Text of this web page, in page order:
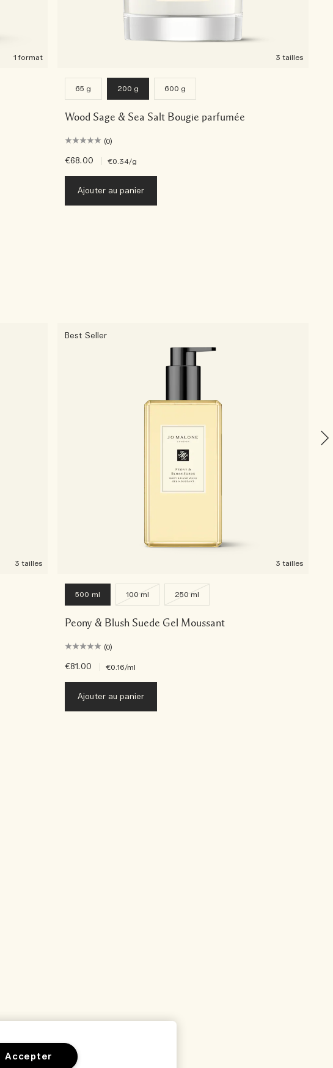
1 format 3 tailles
65 g 200 g 600 g
Wood Sage & Sea Salt Bougie parfumée
(0)
€68.00 €0.34/g
Ajouter au panier
3 tailles
Best Seller
3 tailles
500 ml 100 ml 250 ml
Peony & Blush Suede Gel Moussant
(0)
€81.00 €0.16/ml
Ajouter au panier
Accepter